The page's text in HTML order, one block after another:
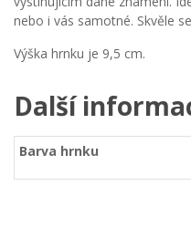
nebo i vás samotné. Skvěle
Výška hrnku je 9,5 cm.
Další
Barva hrnku